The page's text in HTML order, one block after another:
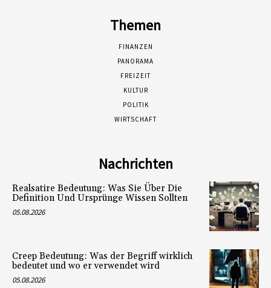
Themen
FINANZEN
PANORAMA
FREIZEIT
KULTUR
POLITIK
WIRTSCHAFT
Nachrichten
Realsatire Bedeutung: Was Sie Über Die
Definition Und Ursprünge Wissen Sollten
05.08.2026
Creep Bedeutung: Was der Begriff wirklich
bedeutet und wo er verwendet wird
05.08.2026